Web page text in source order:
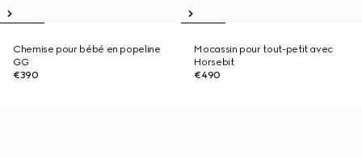
Chemise pour bébé en popeline
GG
€390
Mocassin pour tout-petit avec
Horsebit
€490